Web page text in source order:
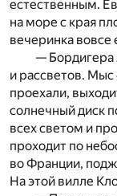
естественным.
на море с края
вечеринка вовсе
— Бордигера
и рассветов.
проехали,
солнечный диск
всех светом и
проходит по
во Франции,
На этой вилле